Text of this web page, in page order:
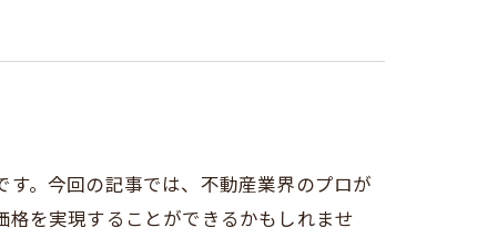
。今回の記事では、不動産業界のプロが
を実現することができるかもしれませ